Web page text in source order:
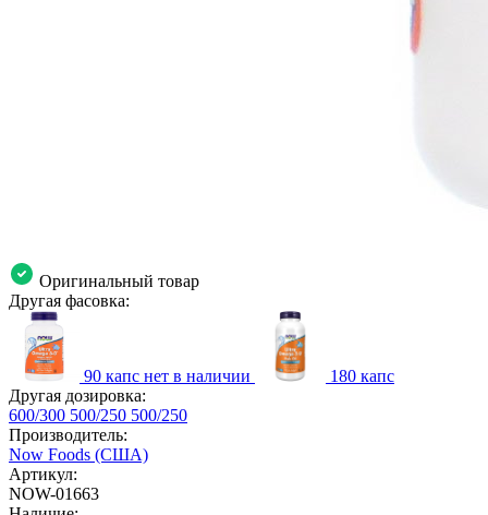
Оригинальный товар
Другая фасовка:
90 капс нет в наличии
180 капс
Другая дозировка:
600/300 500/250 500/250
Производитель:
Now Foods (США)
Артикул:
NOW-01663